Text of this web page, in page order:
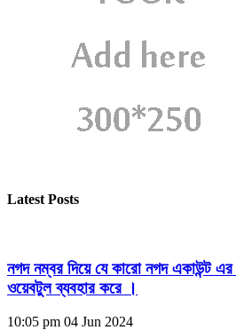
Latest Posts
নগদ নম্বর দিয়ে যে কারো নগদ একাউন্ট
ওয়েবটুল ব্যবহার করে ।
10:05 pm 04 Jun 2024